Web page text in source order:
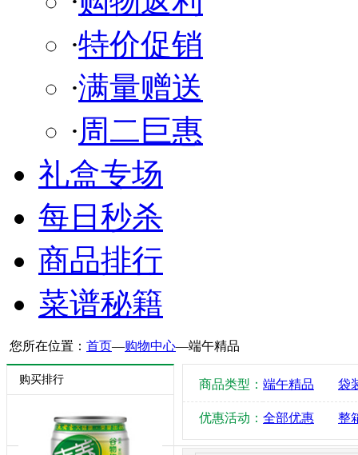
·特价促销
·满量赠送
·周二巨惠
礼盒专场
每日秒杀
商品排行
菜谱秘籍
您所在位置： 首页—购物中心—端午精品
购买排行 商品类型： 端午精品 袋
优惠活动： 全部优惠 整